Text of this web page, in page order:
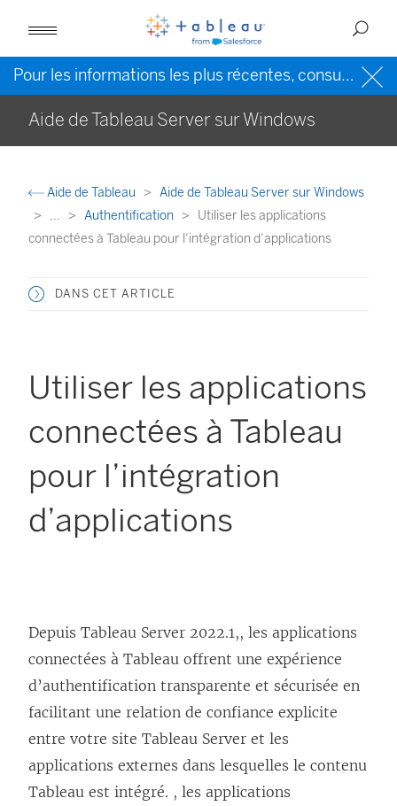
Pour les informations les plus récentes, consultez l’
Aide de Tableau Server sur Windows
Aide de Tableau
Aide de Tableau Server sur Windows
...
Authentification
Utiliser les applications
connectées à Tableau pour l’intégration d’applications
DANS CET ARTICLE
Utiliser les applications
connectées à Tableau
pour l’intégration
d’applications
Depuis Tableau Server 2022.1,, les applications
connectées à Tableau offrent une expérience
d’authentification transparente et sécurisée en
facilitant une relation de confiance explicite
entre votre site Tableau Server et les
applications externes dans lesquelles le contenu
Tableau est intégré. , les applications